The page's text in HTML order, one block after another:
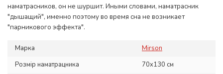
наматрасников, он не шуршит. Иными словами, наматрасник
"дышащий", именно поэтому во время сна не возникает
"парникового эффекта".
Марка
Mirson
Розмір наматрацника
70x130 см